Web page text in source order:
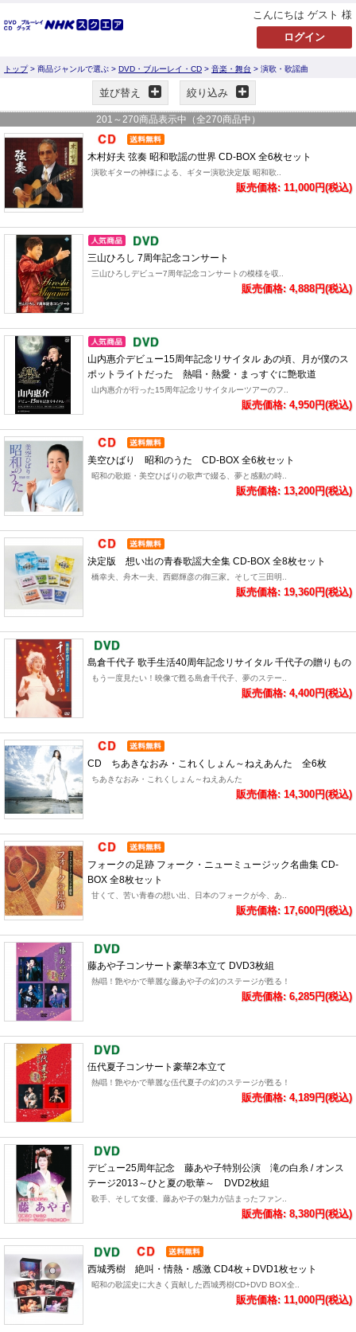
こんにちは ゲスト 様
トップ> 商品ジャンルで選ぶ > DVD・ブルーレイ・CD > 音楽・舞台 > 演歌・歌謡曲
並び替え 絞り込み
201 ～ 270商品表示中（全270商品中）
木村好夫 弦奏 昭和歌謡の世界 CD-BOX 全6枚セット
演歌ギターの神様による、ギター演歌決定版 昭和歌..
販売価格: 11,000円(税込)
三山ひろし 7周年記念コンサート
三山ひろしデビュー7周年記念コンサートの模様を収..
販売価格: 4,888円(税込)
山内惠介デビュー15周年記念リサイタル あの頃、月が僕のス
ポットライトだった 熱唱・熱愛・まっすぐに艶歌道
山内惠介が行った15周年記念リサイタルーツアーのフ..
販売価格: 4,950円(税込)
美空ひばり 昭和のうた CD-BOX 全6枚セット
昭和の歌姫・美空ひばりの歌声で綴る、夢と感動の時..
販売価格: 13,200円(税込)
決定版 想い出の青春歌謡大全集 CD-BOX 全8枚セット
橋幸夫、舟木一夫、西郷輝彦の御三家。そして三田明..
販売価格: 19,360円(税込)
島倉千代子 歌手生活40周年記念リサイタル 千代子の贈りもの
もう一度見たい！映像で甦る島倉千代子、夢のステー..
販売価格: 4,400円(税込)
CD ちあきなおみ・これくしょん～ねえあんた 全6枚
ちあきなおみ・これくしょん～ねえあんた
販売価格: 14,300円(税込)
フォークの足跡 フォーク・ニューミュージック名曲集 CD-
BOX 全8枚セット
甘くて、苦い青春の想い出、日本のフォークが今、あ..
販売価格: 17,600円(税込)
藤あや子コンサート豪華3本立て DVD3枚組
熱唱！艶やかで華麗な藤あや子の幻のステージが甦る！
販売価格: 6,285円(税込)
伍代夏子コンサート豪華2本立て
熱唱！艶やかで華麗な伍代夏子の幻のステージが甦る！
販売価格: 4,189円(税込)
デビュー25周年記念 藤あや子特別公演 滝の白糸 / オンス
テージ2013～ひと夏の歌華～ DVD2枚組
歌手、そして女優、藤あや子の魅力が詰まったファン..
販売価格: 8,380円(税込)
西城秀樹 絶叫・情熱・感激 CD4枚＋DVD1枚セット
昭和の歌謡史に大きく貢献した西城秀樹CD+DVD BOX全..
販売価格: 11,000円(税込)